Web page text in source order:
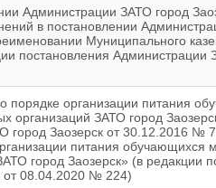
Администрации ЗАТО город
в постановлении
Муниципального
постановления Администрации
организации питания
организаций ЗАТО город
город Заозерск от 30.12.2016 №
питания обучающихся
город Заозерск» (в редакции
от 08.04.2020 № 224)